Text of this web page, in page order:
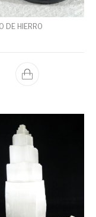
DE HIERRO